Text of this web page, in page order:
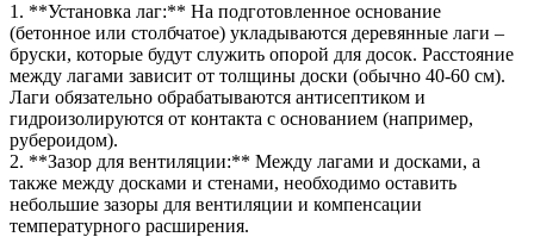
1. **Установка лаг:** На подготовленное основание
(бетонное или столбчатое) укладываются деревянные лаги –
бруски, которые будут служить опорой для досок. Расстояние
между лагами зависит от толщины доски (обычно 40-60 см).
Лаги обязательно обрабатываются антисептиком и
гидроизолируются от контакта с основанием (например,
рубероидом).
2. **Зазор для вентиляции:** Между лагами и досками, а
также между досками и стенами, необходимо оставить
небольшие зазоры для вентиляции и компенсации
температурного расширения.